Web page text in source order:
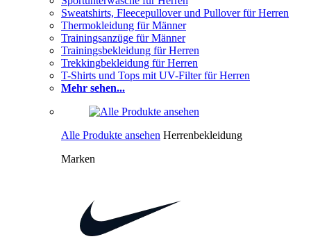
Sweatshirts, Fleecepullover und Pullover für Herren
Thermokleidung für Männer
Trainingsanzüge für Männer
Trainingsbekleidung für Herren
Trekkingbekleidung für Herren
T-Shirts und Tops mit UV-Filter für Herren
Mehr sehen...
Alle Produkte ansehen Herrenbekleidung
Marken